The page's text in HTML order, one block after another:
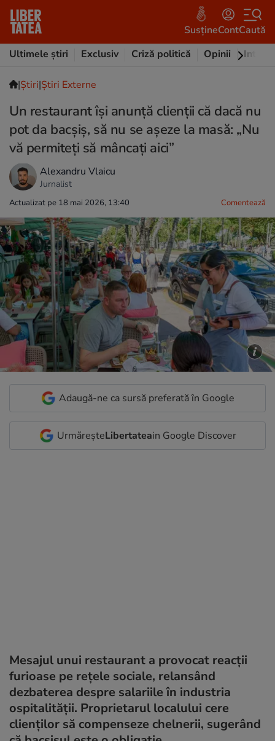
SusțineContCaută
Ultimele știri
Exclusiv Criză politică Opinii
|Ştiri|Știri Externe
Un restaurant își anunță clienții că dacă nu
pot da bacșiș, să nu se așeze la masă: „Nu
vă permiteți să mâncați aici”
Alexandru Vlaicu
Jurnalist
Actualizat pe 18 mai 2026, 13:40 Comentează
Adaugă-ne ca sursă preferată în Google
UrmăreșteLibertateain Google Discover
Mesajul unui restaurant a provocat reacții
furioase pe rețele sociale, relansând
dezbaterea despre salariile în industria
ospitalității. Proprietarul localului cere
clienților să compenseze chelnerii, sugerând